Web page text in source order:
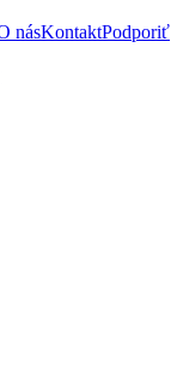
násKontaktPodporiť